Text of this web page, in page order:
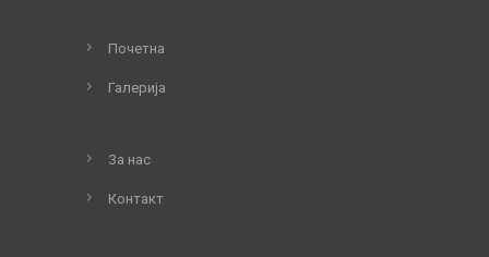
Почетна
Галерија
За нас
Контакт